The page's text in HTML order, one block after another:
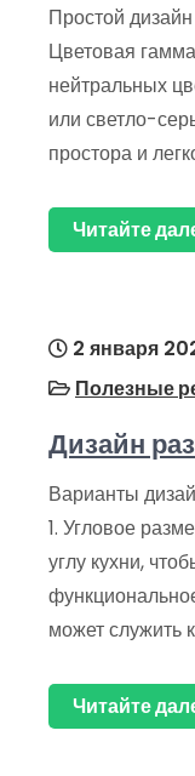
Простой
Цветовая
нейтральных
или светло-
простора и
Читайте
2 января
Полезные
Дизайн
Варианты
1. Угловое
углу кухни,
может служить
Читайте